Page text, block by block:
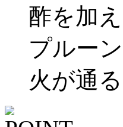
酢を加
プルー
火が通